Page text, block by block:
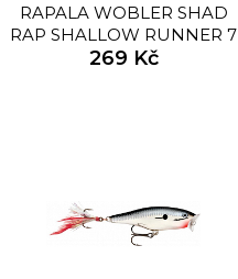
RAPALA WOBLER SHAD
RAP SHALLOW RUNNER 7
CM 7 G SB
269 Kč